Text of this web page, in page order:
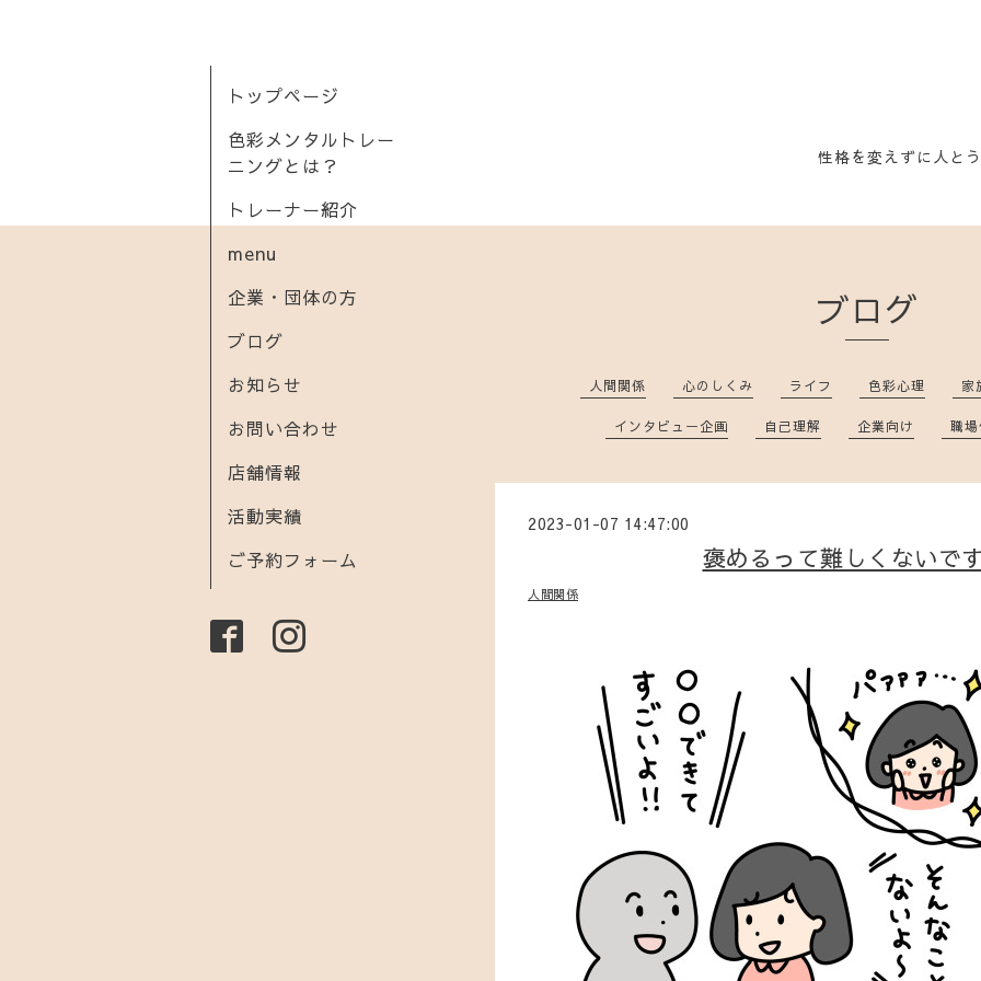
性格を変えずに人と
トップページ
色彩メンタルトレー
ニングとは？
トレーナー紹介
menu
企業・団体の方
ブログ
お知らせ
お問い合わせ
店舗情報
活動実績
ご予約フォーム
ブログ
人間関係 心のしくみ ライフ 色彩心理 家
インタビュー企画 自己理解 企業向け 職
2023-01-07 14:47:00
褒めるって難しくないで
人間関係